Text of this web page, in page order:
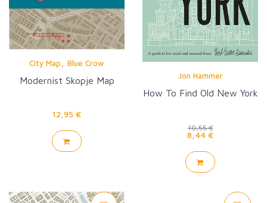
City Map Blue Crow
Modernist Skopje Map
12,95 €
Jon Hammer
How To Find Old New York
10,55 €
8,44 €